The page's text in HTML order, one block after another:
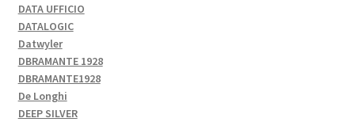
DATA UFFICIO
DATALOGIC
Datwyler
DBRAMANTE 1928
DBRAMANTE1928
De Longhi
DEEP SILVER